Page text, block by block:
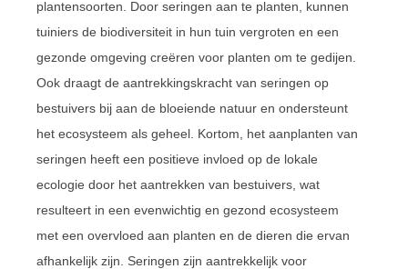
plantensoorten. Door seringen aan te planten, kunnen
tuiniers de biodiversiteit in hun tuin vergroten en een
gezonde omgeving creëren voor planten om te gedijen.
Ook draagt de aantrekkingskracht van seringen op
bestuivers bij aan de bloeiende natuur en ondersteunt
het ecosysteem als geheel. Kortom, het aanplanten van
seringen heeft een positieve invloed op de lokale
ecologie door het aantrekken van bestuivers, wat
resulteert in een evenwichtig en gezond ecosysteem
met een overvloed aan planten en de dieren die ervan
afhankelijk zijn. Seringen zijn aantrekkelijk voor